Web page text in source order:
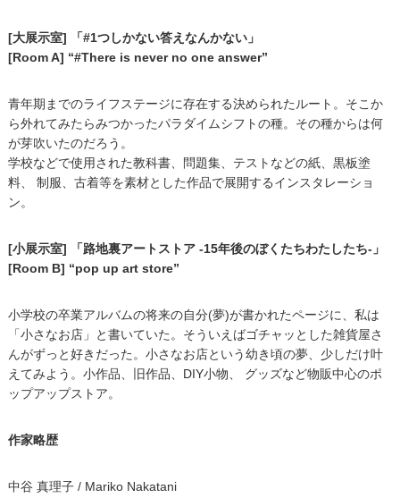
[大展示室] 「#1つしかない答えなんかない」
[Room A] “#There is never no one answer”
青年期までのライフステージに存在する決められたルート。そこか
ら外れてみたらみつかったパラダイムシフトの種。その種からは何
が芽吹いたのだろう。
学校などで使用された教科書、問題集、テストなどの紙、黒板塗
料、 制服、古着等を素材とした作品で展開するインスタレーショ
ン。
[小展示室] 「路地裏アートストア -15年後のぼくたちわたしたち-」
[Room B] “pop up art store”
小学校の卒業アルバムの将来の自分(夢)が書かれたページに、私は
「小さなお店」と書いていた。そういえばゴチャッとした雑貨屋さ
んがずっと好きだった。小さなお店という幼き頃の夢、少しだけ叶
えてみよう。小作品、旧作品、DIY小物、 グッズなど物販中心のポ
ップアップストア。
作家略歴
中谷 真理子 / Mariko Nakatani